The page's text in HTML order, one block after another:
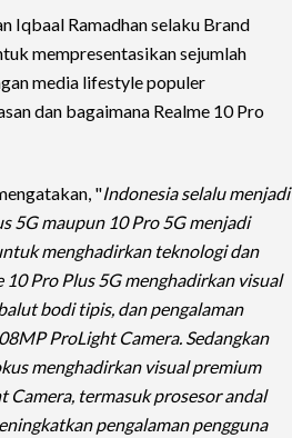
Iqbaal Ramadhan selaku Brand
mempresentasikan sejumlah
media lifestyle populer
dan bagaimana Realme 10 Pro
"Indonesia selalu menjadi
5G maupun 10 Pro 5G menjadi
menghadirkan teknologi dan
Pro Plus 5G menghadirkan visual
bodi tipis, dan pengalaman
ProLight Camera. Sedangkan
menghadirkan visual premium
Camera, termasuk prosesor andal
pengalaman pengguna